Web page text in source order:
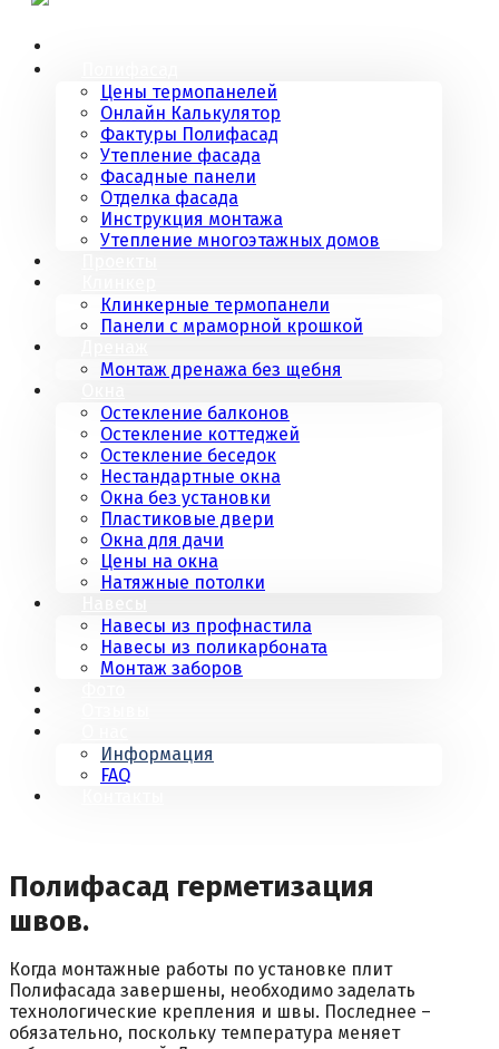
Цены термопанелей
Онлайн Калькулятор
Фактуры Полифасад
Утепление фасада
Фасадные панели
Отделка фасада
Инструкция монтажа
Утепление многоэтажных домов
Клинкерные термопанели
Панели с мраморной крошкой
Монтаж дренажа без щебня
Остекление балконов
Остекление коттеджей
Остекление беседок
Нестандартные окна
Окна без установки
Пластиковые двери
Окна для дачи
Цены на окна
Натяжные потолки
Навесы из профнастила
Навесы из поликарбоната
Монтаж заборов
Информация
FAQ
Полифасад герметизация
швов.
Когда монтажные работы по установке плит
Полифасада завершены, необходимо заделать
технологические крепления и швы. Последнее –
обязательно, поскольку температура меняет